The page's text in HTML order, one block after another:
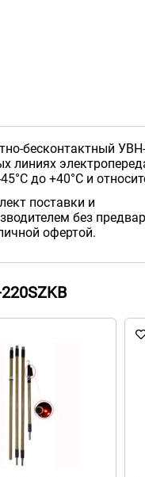
бесконтактный
линиях
до +40°С и
поставки и
без
офертой.